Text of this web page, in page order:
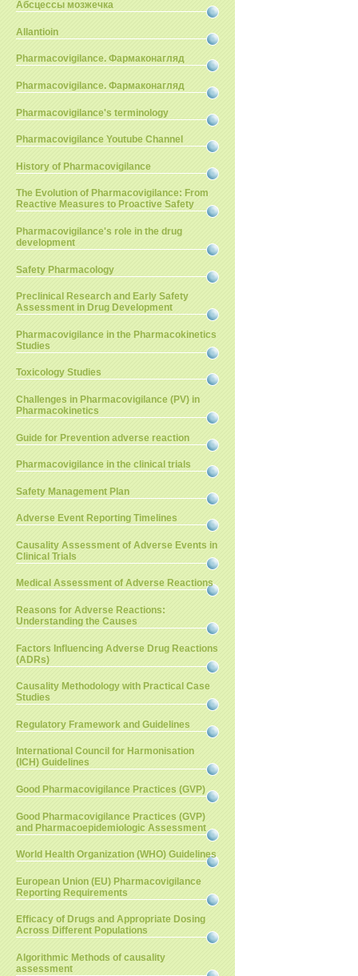
Абсцессы мозжечка
Allantioin
Pharmacovigilance. Фармаконагляд
Pharmacovigilance. Фармаконагляд
Pharmacovigilance's terminology
Pharmacovigilance Youtube Channel
History of Pharmacovigilance
The Evolution of Pharmacovigilance: From
Reactive Measures to Proactive Safety
Pharmacovigilance's role in the drug
development
Safety Pharmacology
Preclinical Research and Early Safety
Assessment in Drug Development
Pharmacovigilance in the Pharmacokinetics
Studies
Toxicology Studies
Challenges in Pharmacovigilance (PV) in
Pharmacokinetics
Guide for Prevention adverse reaction
Pharmacovigilance in the clinical trials
Safety Management Plan
Adverse Event Reporting Timelines
Causality Assessment of Adverse Events in
Clinical Trials
Medical Assessment of Adverse Reactions
Reasons for Adverse Reactions:
Understanding the Causes
Factors Influencing Adverse Drug Reactions
(ADRs)
Causality Methodology with Practical Case
Studies
Regulatory Framework and Guidelines
International Council for Harmonisation
(ICH) Guidelines
Good Pharmacovigilance Practices (GVP)
Good Pharmacovigilance Practices (GVP)
and Pharmacoepidemiologic Assessment
World Health Organization (WHO) Guidelines
European Union (EU) Pharmacovigilance
Reporting Requirements
Efficacy of Drugs and Appropriate Dosing
Across Different Populations
Algorithmic Methods of causality
assessment